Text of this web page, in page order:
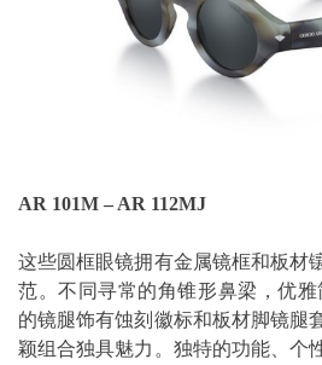
AR 101M – AR 112MJ
这些圆框眼镜拥有金属镜框和板材
范。不同寻常的角锥形鼻梁，优
的镜腿饰有蚀刻徽标和板材脚镜腿
颖组合独具魅力。独特的功能、个